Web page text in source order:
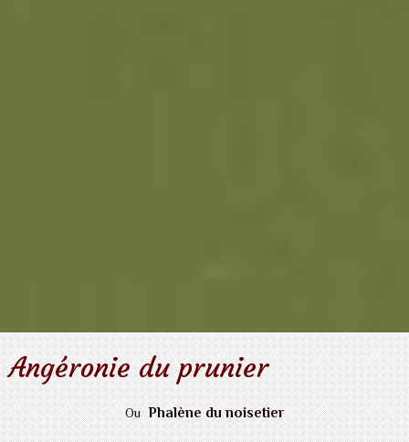
Angéronie du prunier
OuPhalène du noisetier